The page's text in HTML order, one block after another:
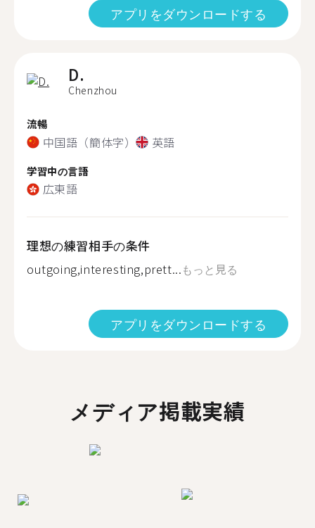
アプリをダウンロードする
D.
Chenzhou
流暢
中国語（簡体字） 英語
学習中の言語
広東語
理想の練習相手の条件
outgoing,interesting,prett...もっと見る
アプリをダウンロードする
メディア掲載実績